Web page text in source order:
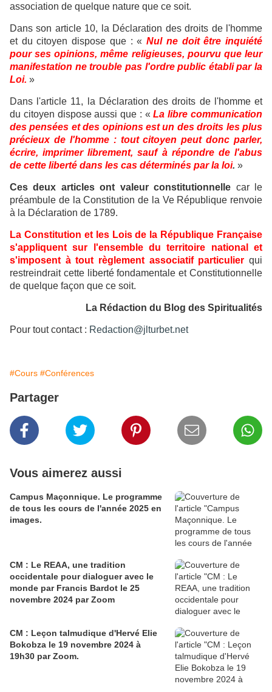
association de quelque nature que ce soit.
Dans son article 10, la Déclaration des droits de l'homme
et du citoyen dispose que : «Nul ne doit être inquiété
pour ses opinions, même religieuses, pourvu que leur
manifestation ne trouble pas l'ordre public établi par la
Loi. »
Dans l'article 11, la Déclaration des droits de l'homme et
du citoyen dispose aussi que : «La libre communication
des pensées et des opinions est un des droits les plus
précieux de l'homme : tout citoyen peut donc parler,
écrire, imprimer librement, sauf à répondre de l'abus
de cette liberté dans les cas déterminés par la loi. »
Ces deux articles ont valeur constitutionnelle car le
préambule de la Constitution de la Ve République renvoie
à la Déclaration de 1789.
La Constitution et les Lois de la République Française
s'appliquent sur l'ensemble du territoire national et
s'imposent à tout règlement associatif particulier qui
restreindrait cette liberté fondamentale et Constitutionnelle
de quelque façon que ce soit.
La Rédaction du Blog des Spiritualités
Pour tout contact : Redaction@jlturbet.net
#Cours #Conférences
Partager
Vous aimerez aussi
Campus Maçonnique. Le programme
de tous les cours de l'année 2025 en
images.
CM : Le REAA, une tradition
occidentale pour dialoguer avec le
monde par Francis Bardot le 25
novembre 2024 par Zoom
CM : Leçon talmudique d'Hervé Elie
Bokobza le 19 novembre 2024 à
19h30 par Zoom.